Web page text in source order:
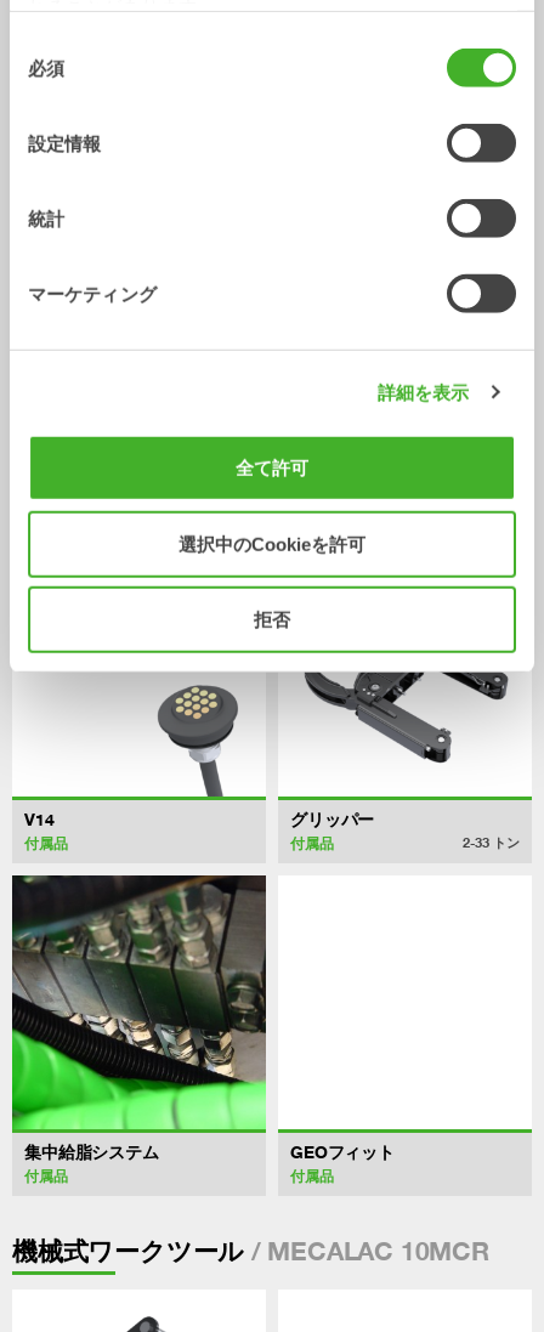
必須
設定情報
統計
マーケティング
詳細を表示
全て許可
選択中のCookieを許可
拒否
スケルトンバケット
付属品/ MECALAC 10MCR
V14
付属品
グリッパー
付属品 2-33 トン
集中給脂システム
付属品
GEOフィット
付属品
機械式ワークツール / MECALAC 10MCR